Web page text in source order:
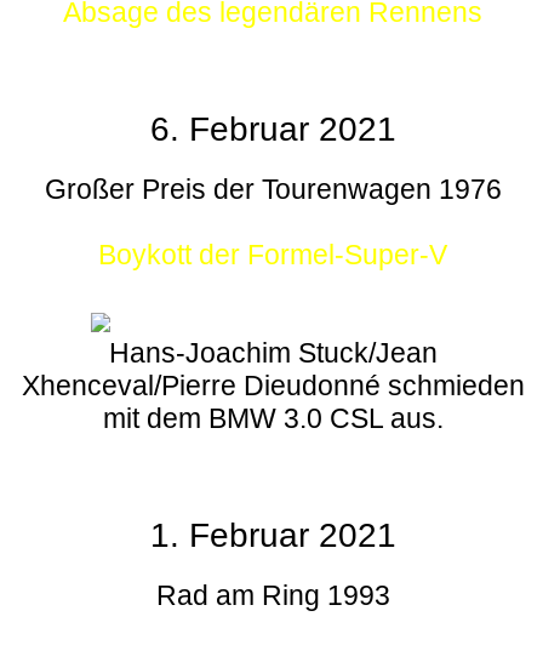
Absage des legendären Rennens
6. Februar 2021
Großer Preis der Tourenwagen 1976
Boykott der Formel-Super-V
Hans-Joachim Stuck/Jean
Xhenceval/Pierre Dieudonné schmieden
mit dem BMW 3.0 CSL aus.
1. Februar 2021
Rad am Ring 1993